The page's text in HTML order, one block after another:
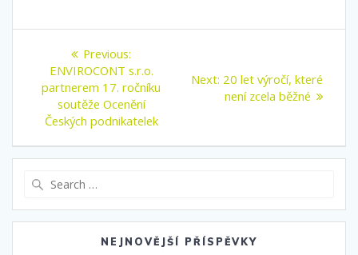
Navigace
pro
příspěvek
Previous:
post:
ENVIROCONT s.r.o.
partnerem 17. ročníku
soutěže Ocenění
Českých podnikatelek
Next: Next
post:
20 let výročí, které
není zcela běžné
NEJNOVĚJŠÍ PŘÍSPĚVKY